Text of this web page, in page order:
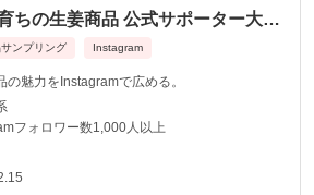
ちの生姜商品 公式サポーター大募
ンプリング Instagram
の魅力をInstagramで広める。
フォロワー数1,000人以上